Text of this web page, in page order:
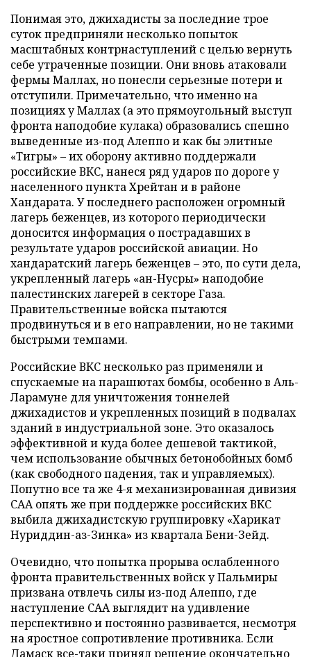
Понимая это, джихадисты за последние трое
суток предприняли несколько попыток
масштабных контрнаступлений с целью вернуть
себе утраченные позиции. Они вновь атаковали
фермы Маллах, но понесли серьезные потери и
отступили. Примечательно, что именно на
позициях у Маллах (а это прямоугольный выступ
фронта наподобие кулака) образовались спешно
выведенные из-под Алеппо и как бы элитные
«Тигры» – их оборону активно поддержали
российские ВКС, нанеся ряд ударов по дороге у
населенного пункта Хрейтан и в районе
Хандарата. У последнего расположен огромный
лагерь беженцев, из которого периодически
доносится информация о пострадавших в
результате ударов российской авиации. Но
хандаратский лагерь беженцев – это, по сути дела,
укрепленный лагерь «ан-Нусры» наподобие
палестинских лагерей в секторе Газа.
Правительственные войска пытаются
продвинуться и в его направлении, но не такими
быстрыми темпами.
Российские ВКС несколько раз применяли и
спускаемые на парашютах бомбы, особенно в Аль-
Ларамуне для уничтожения тоннелей
джихадистов и укрепленных позиций в подвалах
зданий в индустриальной зоне. Это оказалось
эффективной и куда более дешевой тактикой,
чем использование обычных бетонобойных бомб
(как свободного падения, так и управляемых).
Попутно все та же 4-я механизированная дивизия
САА опять же при поддержке российских ВКС
выбила джихадистскую группировку «Харикат
Нуриддин-аз-Зинка» из квартала Бени-Зейд.
Очевидно, что попытка прорыва ослабленного
фронта правительственных войск у Пальмиры
призвана отвлечь силы из-под Алеппо, где
наступление САА выглядит на удивление
перспективно и постоянно развивается, несмотря
на яростное сопротивление противника. Если
Дамаск все-таки принял решение окончательно